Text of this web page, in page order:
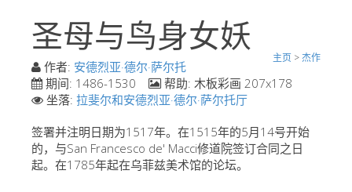
活动 & 展览
游客的评论
联系我们
现在预定
圣母与鸟身女妖
主页 >杰作
作者: 安德烈亚·德尔·萨尔托
期间: 1486-1530 帮助: 木板彩画 207x178
坐落: 拉斐尔和安德烈亚·德尔·萨尔托厅
签署并注明日期为1517年。在1515年的5月14号开始
的，与San Francesco de' Macci修道院签订合同之日
起。在1785年起在乌菲兹美术馆的论坛。